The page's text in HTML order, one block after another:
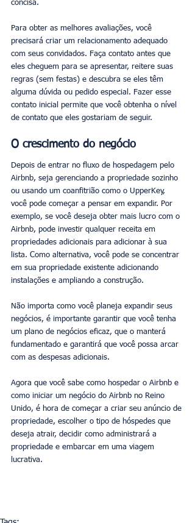
concisa.
Para obter as melhores avaliações, você
precisará criar um relacionamento adequado
com seus convidados. Faça contato antes que
eles cheguem para se apresentar, reitere suas
regras (sem festas) e descubra se eles têm
alguma dúvida ou pedido especial. Fazer esse
contato inicial permite que você obtenha o nível
de contato que eles gostariam de seguir.
O crescimento do negócio
Depois de entrar no fluxo de hospedagem pelo
Airbnb, seja gerenciando a propriedade sozinho
ou usando um coanfitrião como o UpperKey,
você pode começar a pensar em expandir. Por
exemplo, se você deseja obter mais lucro com o
Airbnb, pode investir qualquer receita em
propriedades adicionais para adicionar à sua
lista. Como alternativa, você pode se concentrar
em sua propriedade existente adicionando
instalações e ampliando a construção.
Não importa como você planeja expandir seus
negócios, é importante garantir que você tenha
um plano de negócios eficaz, que o manterá
fundamentado e garantirá que você possa arcar
com as despesas adicionais.
Agora que você sabe como hospedar o Airbnb e
como iniciar um negócio do Airbnb no Reino
Unido, é hora de começar a criar seu anúncio de
propriedade, escolher o tipo de hóspedes que
deseja atrair, decidir como administrará a
propriedade e embarcar em uma viagem
lucrativa.